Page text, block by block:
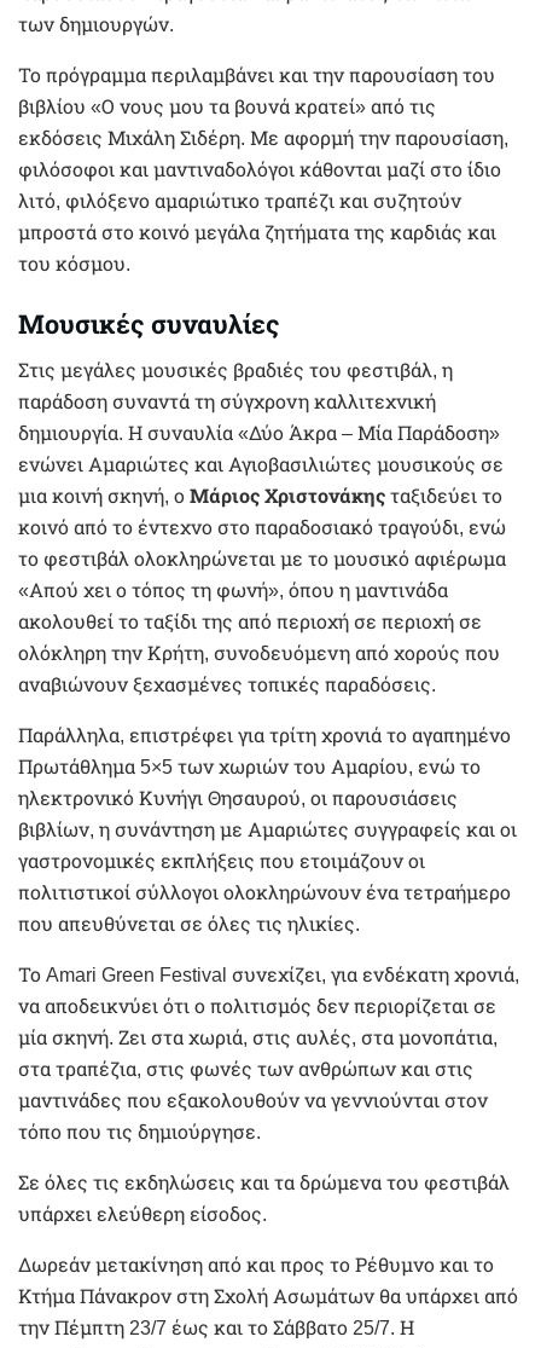
των δημιουργών.
Το πρόγραμμα περιλαμβάνει και την παρουσίαση του
βιβλίου «Ο νους μου τα βουνά κρατεί» από τις
εκδόσεις Μιχάλη Σιδέρη. Με αφορμή την παρουσίαση,
φιλόσοφοι και μαντιναδολόγοι κάθονται μαζί στο ίδιο
λιτό, φιλόξενο αμαριώτικο τραπέζι και συζητούν
μπροστά στο κοινό μεγάλα ζητήματα της καρδιάς και
του κόσμου.
Μουσικές συναυλίες
Στις μεγάλες μουσικές βραδιές του φεστιβάλ, η
παράδοση συναντά τη σύγχρονη καλλιτεχνική
δημιουργία. Η συναυλία «Δύο Άκρα – Μία Παράδοση»
ενώνει Αμαριώτες και Αγιοβασιλιώτες μουσικούς σε
μια κοινή σκηνή, ο Μάριος Χριστονάκης ταξιδεύει το
κοινό από το έντεχνο στο παραδοσιακό τραγούδι, ενώ
το φεστιβάλ ολοκληρώνεται με το μουσικό αφιέρωμα
«Απού χει ο τόπος τη φωνή», όπου η μαντινάδα
ακολουθεί το ταξίδι της από περιοχή σε περιοχή σε
ολόκληρη την Κρήτη, συνοδευόμενη από χορούς που
αναβιώνουν ξεχασμένες τοπικές παραδόσεις.
Παράλληλα, επιστρέφει για τρίτη χρονιά το αγαπημένο
Πρωτάθλημα 5×5 των χωριών του Αμαρίου, ενώ το
ηλεκτρονικό Κυνήγι Θησαυρού, οι παρουσιάσεις
βιβλίων, η συνάντηση με Αμαριώτες συγγραφείς και οι
γαστρονομικές εκπλήξεις που ετοιμάζουν οι
πολιτιστικοί σύλλογοι ολοκληρώνουν ένα τετραήμερο
που απευθύνεται σε όλες τις ηλικίες.
Το Amari Green Festival συνεχίζει, για ενδέκατη χρονιά,
να αποδεικνύει ότι ο πολιτισμός δεν περιορίζεται σε
μία σκηνή. Ζει στα χωριά, στις αυλές, στα μονοπάτια,
στα τραπέζια, στις φωνές των ανθρώπων και στις
μαντινάδες που εξακολουθούν να γεννιούνται στον
τόπο που τις δημιούργησε.
Σε όλες τις εκδηλώσεις και τα δρώμενα του φεστιβάλ
υπάρχει ελεύθερη είσοδος.
Δωρεάν μετακίνηση από και προς το Ρέθυμνο και το
Κτήμα Πάνακρον στη Σχολή Ασωμάτων θα υπάρχει από
την Πέμπτη 23/7 έως και το Σάββατο 25/7. Η